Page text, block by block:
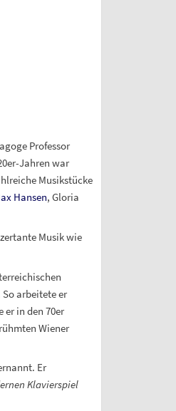
Professor
Jahren war
Musikstücke
Hansen, Gloria
Musik wie
arbeitete er
er in den 70er
Wiener
Er
Klavierspiel